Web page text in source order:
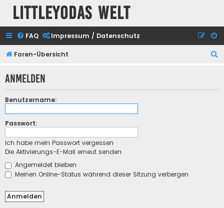
Littleyodas Welt
FAQ Impressum / Datenschutz
Foren-Übersicht
h
Anmelden
Benutzername:
Passwort:
Ich habe mein Passwort vergessen
Die Aktivierungs-E-Mail erneut senden
Angemeldet bleiben
Meinen Online-Status während dieser Sitzung verbergen